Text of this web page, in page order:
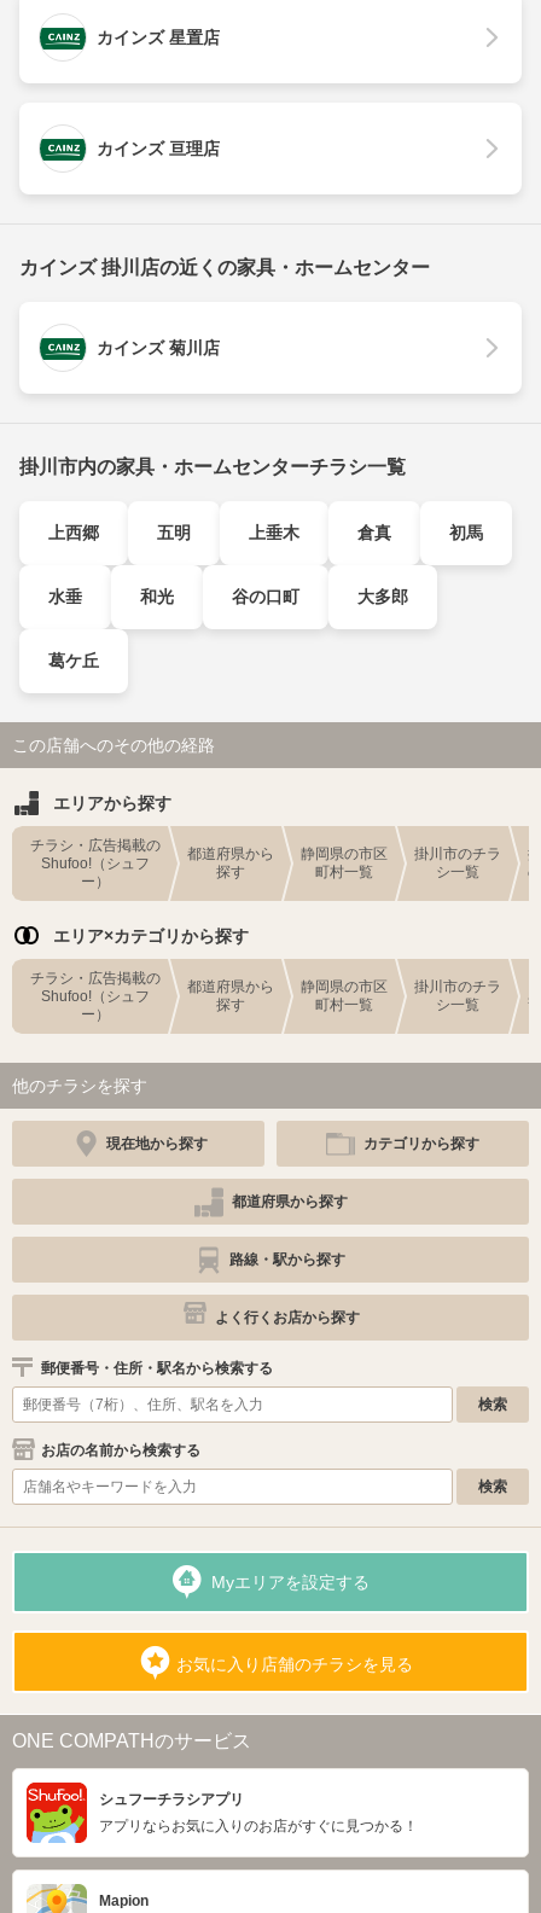
カインズ 星置店
カインズ 亘理店
カインズ 掛川店の近くの家具・ホームセンター
カインズ 菊川店
掛川市内の家具・ホームセンターチラシ一覧
上西郷 五明 上垂木 倉真 初馬
水垂 和光 谷の口町 大多郎
葛ケ丘
この店舗へのその他の経路
エリアから探す
チラシ・広告掲載の
Shufoo!（シュフ
ー）
都道府県から
探す
静岡県の市区
町村一覧
掛川市のチラ
シ一覧
エリア×カテゴリから探す
チラシ・広告掲載の
Shufoo!（シュフ
ー）
都道府県から
探す
静岡県の市区
町村一覧
掛川市のチラ
シ一覧
他のチラシを探す
現在地から探す カテゴリから探す
都道府県から探す
路線・駅から探す
よく行くお店から探す
郵便番号・住所・駅名から検索する
お店の名前から検索する
Myエリアを設定する
お気に入り店舗のチラシを見る
ONE COMPATHのサービス
シュフーチラシアプリ
アプリならお気に入りのお店がすぐに見つかる！
Mapion